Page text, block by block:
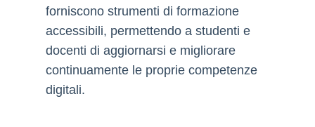
forniscono strumenti di formazione
accessibili, permettendo a studenti e
docenti di aggiornarsi e migliorare
continuamente le proprie competenze
digitali.